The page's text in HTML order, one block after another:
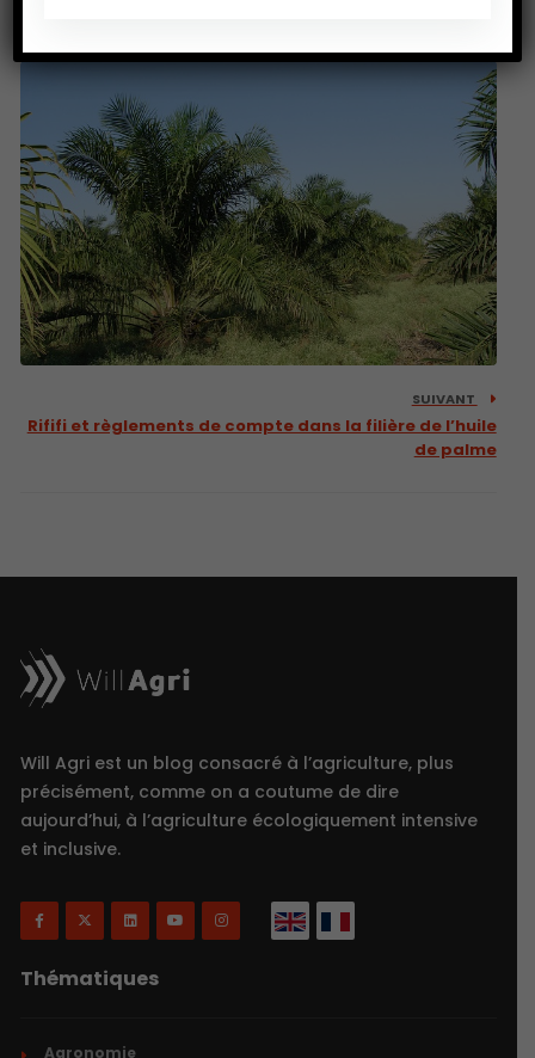
SUIVANT
Rififi et règlements de compte dans la filière de l’huile
de palme
Will Agri est un blog consacré à l’agriculture, plus
précisément, comme on a coutume de dire
aujourd’hui, à l’agriculture écologiquement intensive
et inclusive.
Thématiques
Agronomie